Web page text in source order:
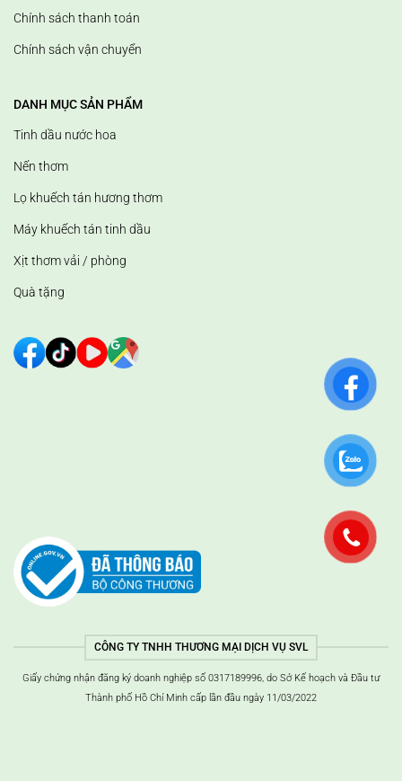
Chính sách thanh toán
Chính sách vận chuyển
DANH MỤC SẢN PHẨM
Tinh dầu nước hoa
Nến thơm
Lọ khuếch tán hương thơm
Máy khuếch tán tinh dầu
Xịt thơm vải / phòng
Quà tặng
CÔNG TY TNHH THƯƠNG MẠI DỊCH VỤ SVL
Giấy chứng nhận đăng ký doanh nghiệp số 0317189996, do Sở Kế hoạch và Đầu tư
Thành phố Hồ Chí Minh cấp lần đầu ngày 11/03/2022